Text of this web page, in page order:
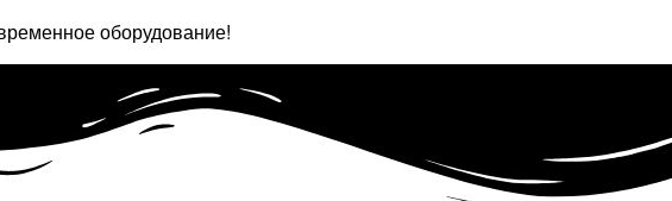
оборудование!